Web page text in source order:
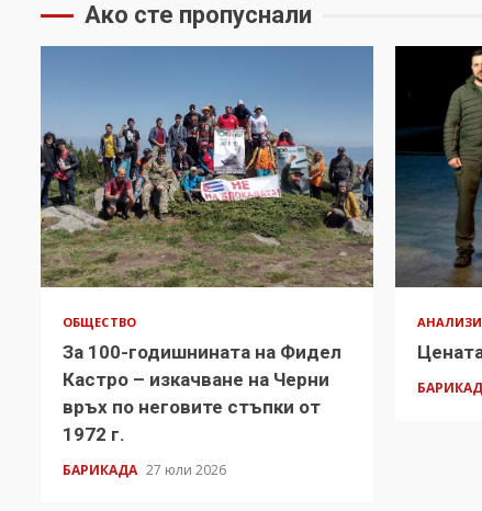
Ако сте пропуснали
ОБЩЕСТВО
За 100-годишнината на Фидел
Кастро – изкачване на Черни
връх по неговите стъпки от
1972 г.
БАРИКАДА 27 юли 2026
АНАЛИЗИ